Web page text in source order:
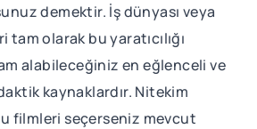
demektir. İş dünyası veya
olarak bu yaratıcılığı
alabileceğiniz en eğlenceli ve
kaynaklardır. Nitekim
filmleri seçerseniz mevcut